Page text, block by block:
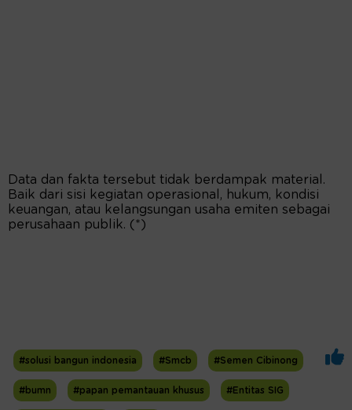
Data dan fakta tersebut tidak berdampak material.
Baik dari sisi kegiatan operasional, hukum, kondisi
keuangan, atau kelangsungan usaha emiten sebagai
perusahaan publik. (*)
#solusi bangun indonesia #Smcb #Semen Cibinong
#bumn #papan pemantauan khusus #Entitas SIG